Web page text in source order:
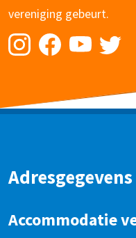
vereniging gebeurt.
Adresgegevens
Accommodatie